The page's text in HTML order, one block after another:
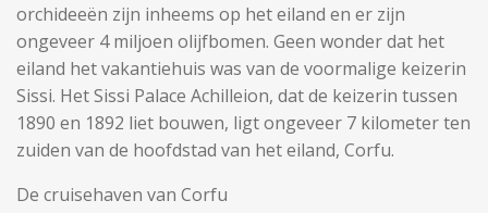
orchideeën zijn inheems op het eiland en er zijn
ongeveer 4 miljoen olijfbomen. Geen wonder dat het
eiland het vakantiehuis was van de voormalige keizerin
Sissi. Het Sissi Palace Achilleion, dat de keizerin tussen
1890 en 1892 liet bouwen, ligt ongeveer 7 kilometer ten
zuiden van de hoofdstad van het eiland, Corfu.
De cruisehaven van Corfu